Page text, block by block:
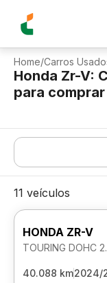
Home/Carros
Honda Zr-V:
para comprar
11 veículos
HONDA ZR-V
TOURING DOHC
40.088 km2024/